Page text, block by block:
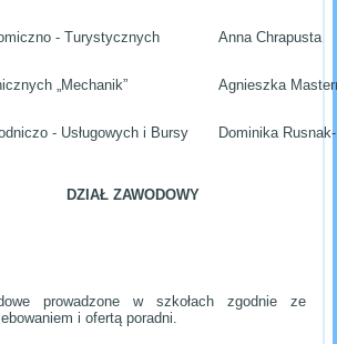
- Turystycznych Anna Chrapusta
„Mechanik” Agnieszka
- Usługowych i Bursy
Dominika
prowadzone w szkołach zgodnie ze
i ofertą poradni.